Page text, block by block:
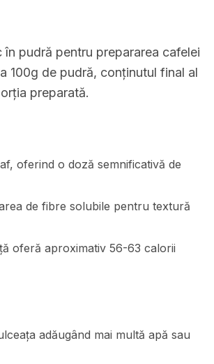
pudră pentru prepararea cafelei
100g de pudră, conținutul final al
preparată.
oferind o doză semnificativă de
de fibre solubile pentru textură
oferă aproximativ 56-63 calorii
adăugând mai multă apă sau